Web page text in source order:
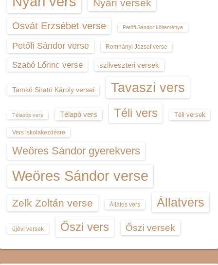
Nyári versek
Osvát Erzsébet verse Petőfi Sándor költeménye
Petőfi Sándor verse Romhányi József verse
Szabó Lőrinc verse szilveszteri versek
Tamkó Sirató Károly versei Tavaszi vers
Télapós vers Télapó vers Téli vers Téli versek
Vers iskolakezdésre
Weöres Sándor gyerekvers
Weöres Sándor verse
Zelk Zoltán verse Állatos vers Állatvers
újévi versek Őszi vers Őszi versek